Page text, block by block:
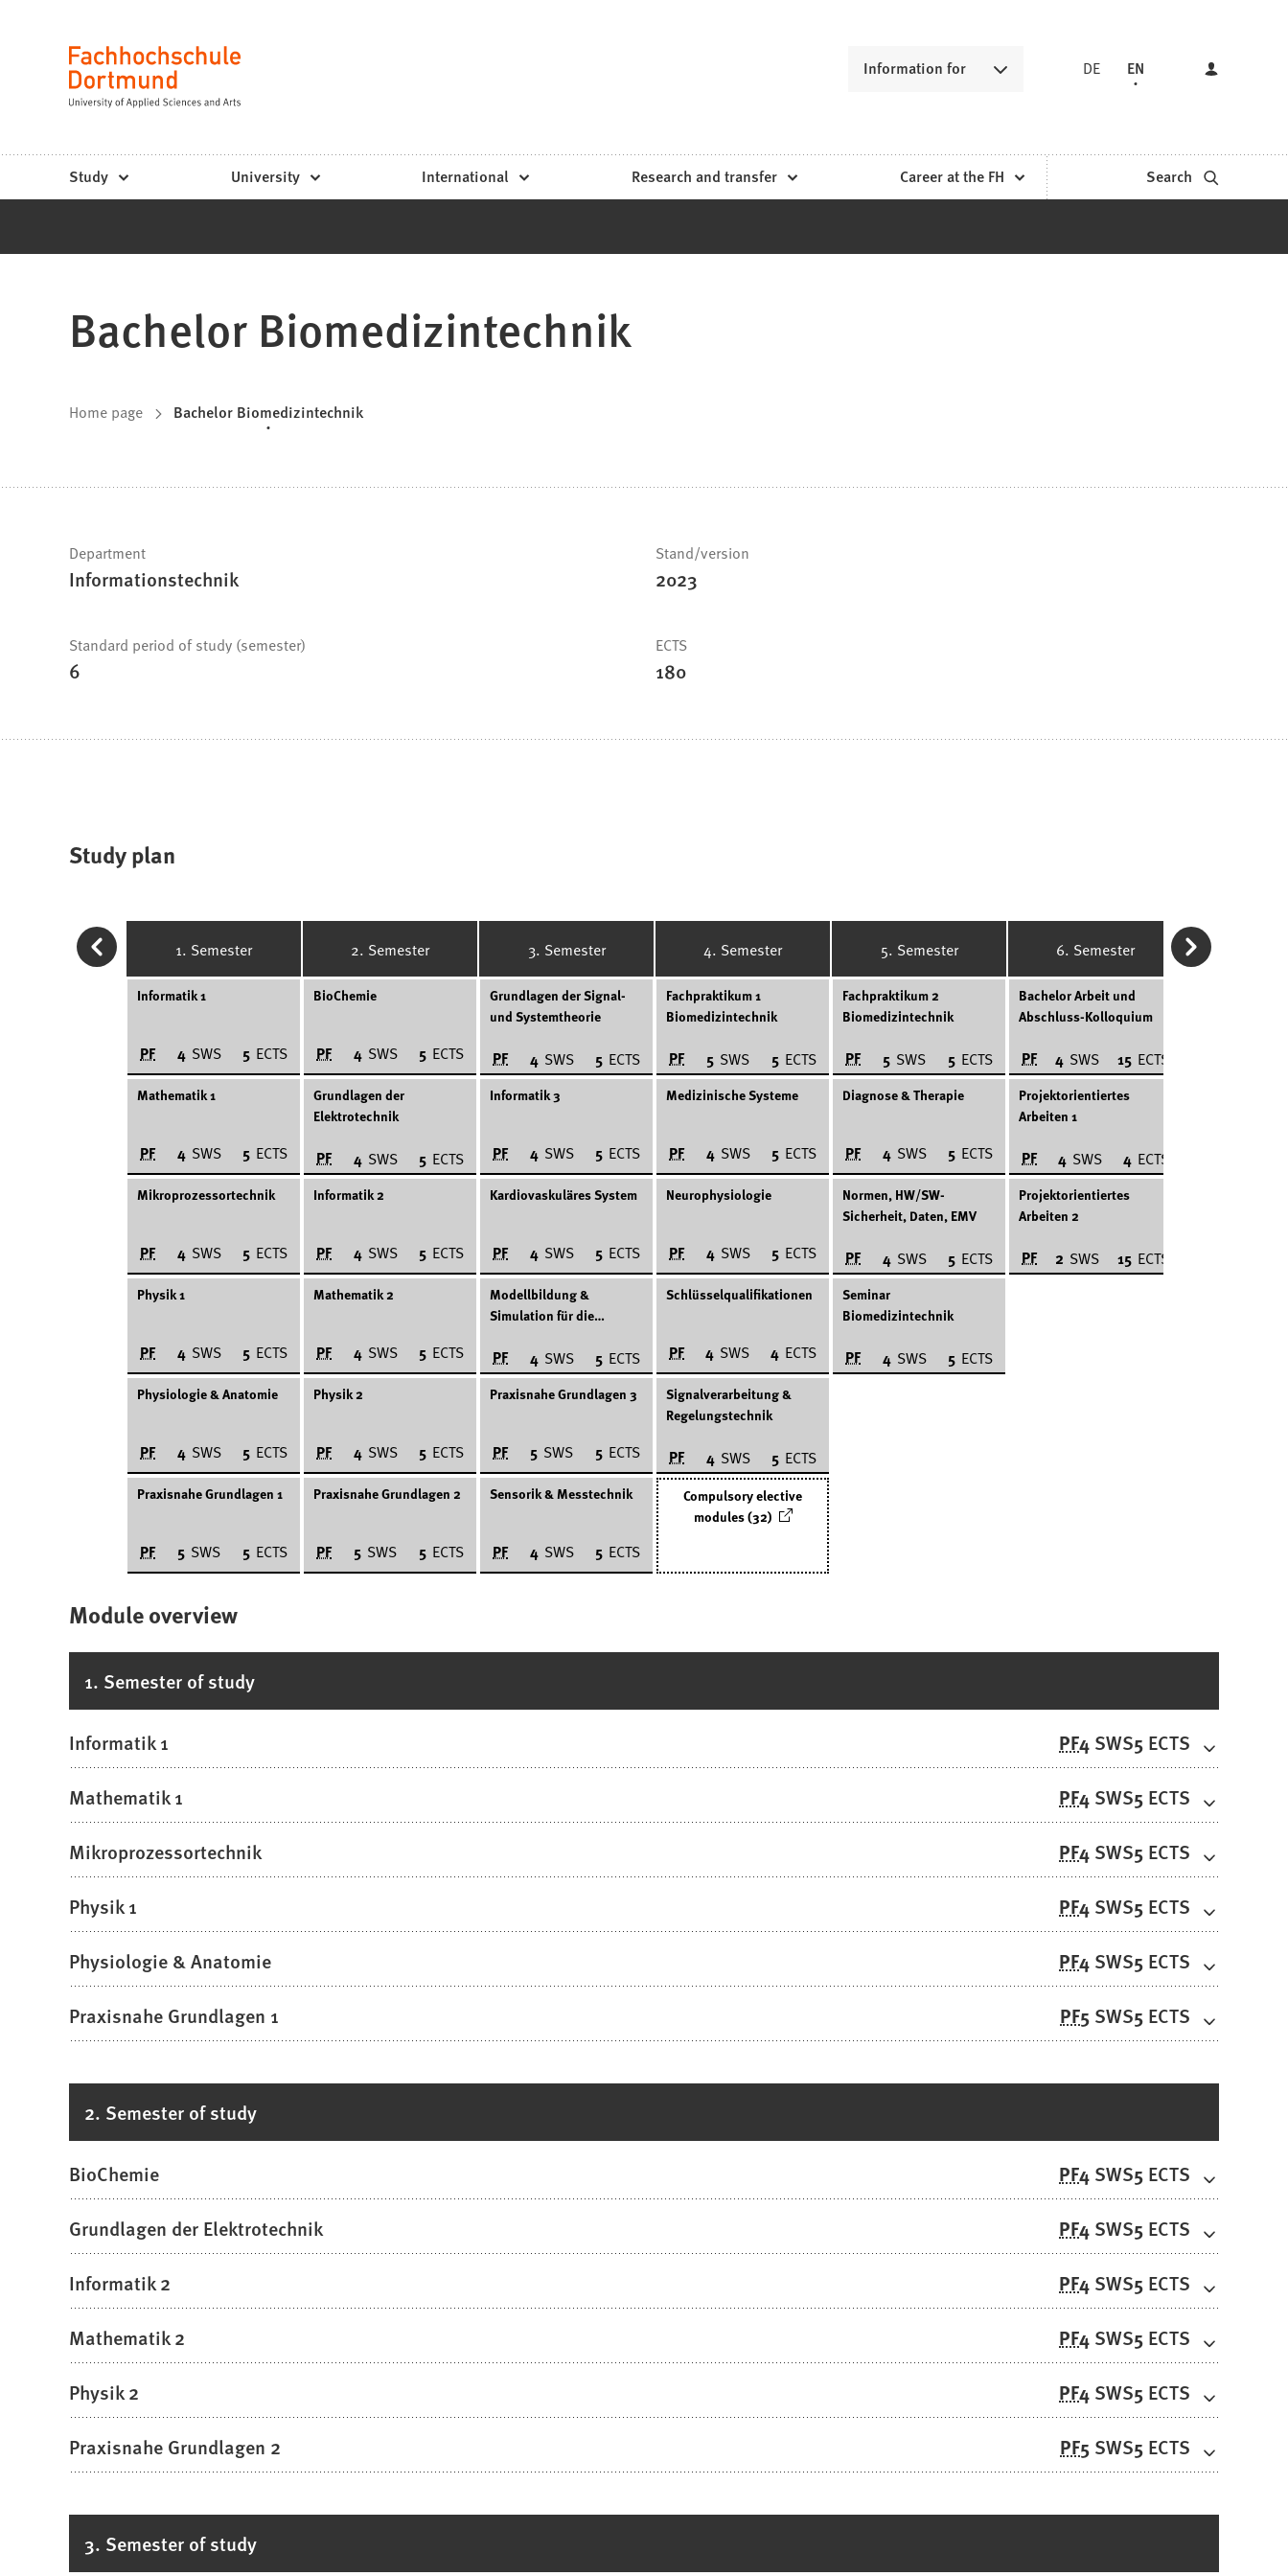
Dortmund
-
study
programs,
Information for
Language DE EN
Study University International Research and transfer Career at the FH Search
Bachelor Biomedizintechnik
You
here:
Home page Bachelor Biomedizintechnik
Fast
facts
Department
Informationstechnik
Stand/version
2023
Standard period of study (semester)
6
ECTS
180
Study plan
1. Semester 2. Semester 3. Semester 4. Semester 5. Semester 6. Semester
Informatik 1
PF 4 SWS 5 ECTS
BioChemie
PF 4 SWS 5 ECTS
Grundlagen der Signal-
und Systemtheorie
PF 4 SWS 5 ECTS
Fachpraktikum 1
Biomedizintechnik
PF 5 SWS 5 ECTS
Fachpraktikum 2
Biomedizintechnik
PF 5 SWS 5 ECTS
Bachelor Arbeit und
Abschluss-Kolloquium
PF 4 SWS 15 ECTS
Mathematik 1
PF 4 SWS 5 ECTS
Grundlagen der
Elektrotechnik
PF 4 SWS 5 ECTS
Informatik 3
PF 4 SWS 5 ECTS
Medizinische Systeme
PF 4 SWS 5 ECTS
Diagnose & Therapie
PF 4 SWS 5 ECTS
Projektorientiertes
Arbeiten 1
PF 4 SWS 4 ECTS
Mikroprozessortechnik
PF 4 SWS 5 ECTS
Informatik 2
PF 4 SWS 5 ECTS
Kardiovaskuläres System
PF 4 SWS 5 ECTS
Neurophysiologie
PF 4 SWS 5 ECTS
Normen, HW/SW-
Sicherheit, Daten, EMV
PF 4 SWS 5 ECTS
Projektorientiertes
Arbeiten 2
PF 2 SWS 15 ECTS
Physik 1
PF 4 SWS 5 ECTS
Mathematik 2
PF 4 SWS 5 ECTS
Modellbildung &
Simulation für die
PF 4 SWS 5 ECTS
Schlüsselqualifikationen
PF 4 SWS 4 ECTS
Seminar
Biomedizintechnik
PF 4 SWS 5 ECTS
Physiologie & Anatomie
PF 4 SWS 5 ECTS
Physik 2
PF 4 SWS 5 ECTS
Praxisnahe Grundlagen 3
PF 5 SWS 5 ECTS
Signalverarbeitung &
Regelungstechnik
PF 4 SWS 5 ECTS
Praxisnahe Grundlagen 1
PF 5 SWS 5 ECTS
Praxisnahe Grundlagen 2
PF 5 SWS 5 ECTS
Sensorik & Messtechnik
PF 4 SWS 5 ECTS
Compulsory elective
modules (32)
Module overview
1. Semester of study
Informatik 1 PF4 SWS5 ECTS
Mathematik 1 PF4 SWS5 ECTS
Mikroprozessortechnik PF4 SWS5 ECTS
Physik 1 PF4 SWS5 ECTS
Physiologie & Anatomie PF4 SWS5 ECTS
Praxisnahe Grundlagen 1 PF5 SWS5 ECTS
2. Semester of study
BioChemie PF4 SWS5 ECTS
Grundlagen der Elektrotechnik PF4 SWS5 ECTS
Informatik 2 PF4 SWS5 ECTS
Mathematik 2 PF4 SWS5 ECTS
Physik 2 PF4 SWS5 ECTS
Praxisnahe Grundlagen 2 PF5 SWS5 ECTS
3. Semester of study